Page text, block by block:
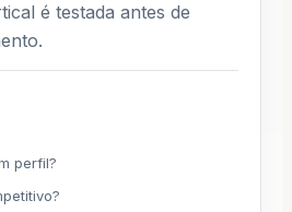
é testada antes de
perfil?